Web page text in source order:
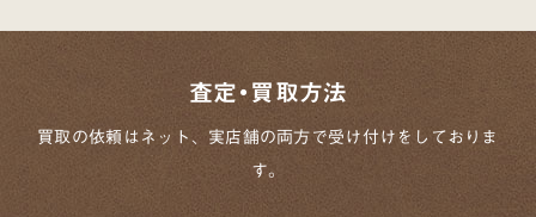
査定・買取方法
買取の依頼はネット、実店舗の両方で受け付けをしておりま
す。